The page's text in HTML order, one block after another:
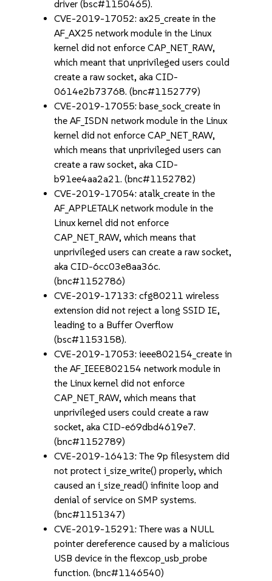
driver (bsc#1150465).
CVE-2019-17052: ax25_create in the
AF_AX25 network module in the Linux
kernel did not enforce CAP_NET_RAW,
which meant that unprivileged users could
create a raw socket, aka CID-
0614e2b73768. (bnc#1152779)
CVE-2019-17055: base_sock_create in
the AF_ISDN network module in the Linux
kernel did not enforce CAP_NET_RAW,
which means that unprivileged users can
create a raw socket, aka CID-
b91ee4aa2a21. (bnc#1152782)
CVE-2019-17054: atalk_create in the
AF_APPLETALK network module in the
Linux kernel did not enforce
CAP_NET_RAW, which means that
unprivileged users can create a raw socket,
aka CID-6cc03e8aa36c.
(bnc#1152786)
CVE-2019-17133: cfg80211 wireless
extension did not reject a long SSID IE,
leading to a Buffer Overflow
(bsc#1153158).
CVE-2019-17053: ieee802154_create in
the AF_IEEE802154 network module in
the Linux kernel did not enforce
CAP_NET_RAW, which means that
unprivileged users could create a raw
socket, aka CID-e69dbd4619e7.
(bnc#1152789)
CVE-2019-16413: The 9p filesystem did
not protect i_size_write() properly, which
caused an i_size_read() infinite loop and
denial of service on SMP systems.
(bnc#1151347)
CVE-2019-15291: There was a NULL
pointer dereference caused by a malicious
USB device in the flexcop_usb_probe
function. (bnc#1146540)